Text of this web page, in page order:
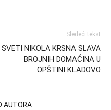
Sledeći tekst
SVETI NIKOLA KRSNA SLAVA
BROJNIH DOMAĆINA U
OPŠTINI KLADOVO
AUTORA